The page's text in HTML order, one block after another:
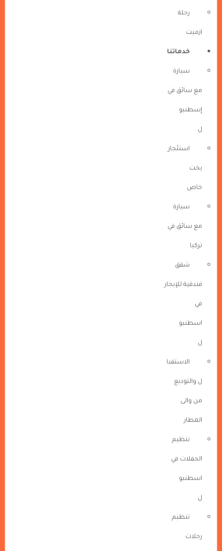
رحلة
ازميت
خدماتنا
سيارة
مع سائق في
إسطنبو
ل
استئجار
يخت
خاص
سيارة
مع سائق في
تركيا
شقق
فندقية للإيجار
في
اسطنبو
ل
الاستقبا
ل والتوديع
من والى
المطار
تنظيم
الحفلات في
اسطنبو
ل
تنظيم
رحلات